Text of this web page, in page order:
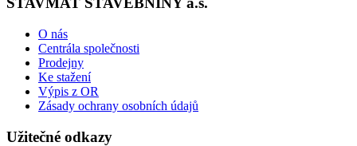
O nás
Centrála společnosti
Prodejny
Ke stažení
Výpis z OR
Zásady ochrany osobních údajů
Užitečné odkazy